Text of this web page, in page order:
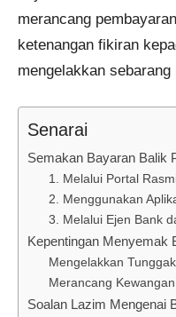
merancang
ketenangan fikiran
mengelakkan
Senarai
Semakan Bayaran Balik
1. Melalui Portal
2. Menggunakan
3. Melalui Ejen Bank
Kepentingan Menyemak
Mengelakkan
Merancang
Soalan Lazim Mengenai